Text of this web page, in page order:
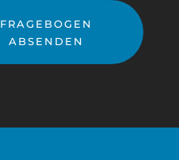
FRAGEBOGEN
ABSENDEN